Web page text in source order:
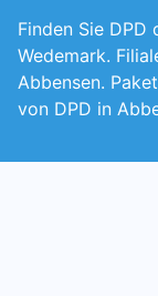
Finden Sie
Wedemark.
Abbensen.
von DPD in